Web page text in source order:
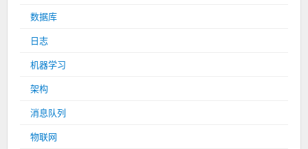
数据库
日志
机器学习
架构
消息队列
物联网